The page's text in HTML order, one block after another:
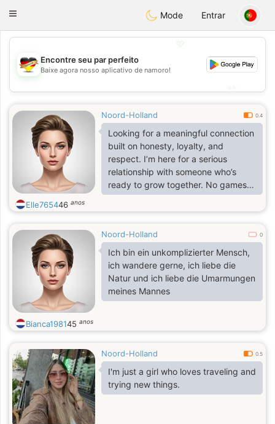
DeutschDating
Toggle
Mode Entrar
💖
💕
Encontre seu par perfeito
Baixe agora nosso aplicativo de namoro!
Noord-Holland 0.4
Looking for a meaningful connection
built on honesty, loyalty, and
respect. I’m here for a serious
relationship with someone who’s
ready to grow together. No games,
just real intentions. ❤️
Elle765446 anos
Noord-Holland 0
Ich bin ein unkomplizierter Mensch,
ich wandere gerne, ich liebe die
Natur und ich liebe die Umarmungen
meines Mannes
Bianca198145 anos
Noord-Holland 0.5
I'm just a girl who loves traveling and
trying new things.